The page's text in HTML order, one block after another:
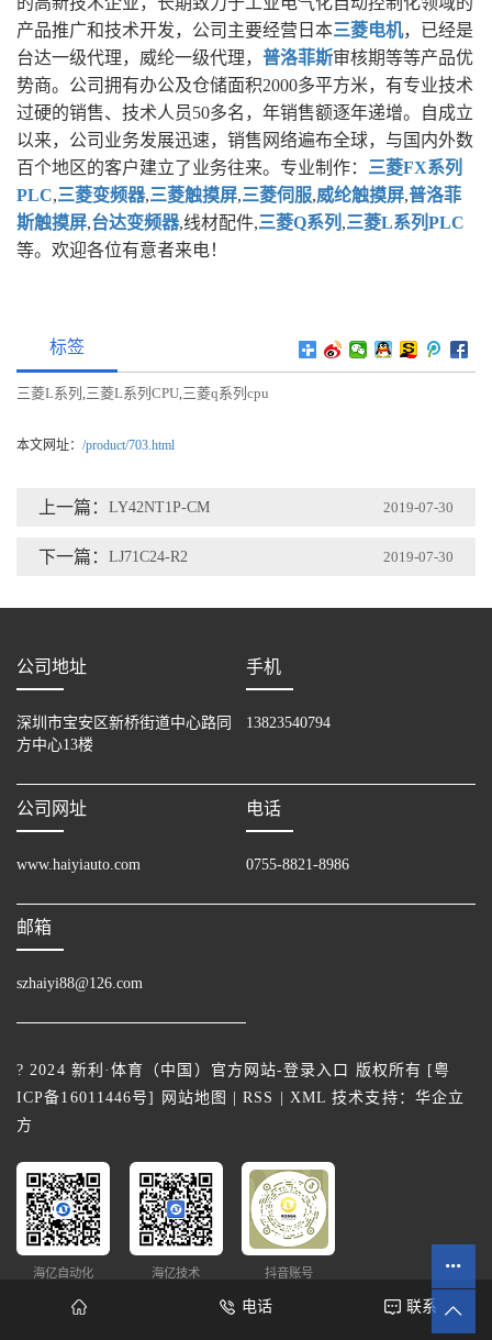
产品推广和技术开发，公司主要经营日本三菱电机，已经是
台达一级代理，威纶一级代理， 普洛菲斯审核期等等产品优
势商。公司拥有办公及仓储面积2000多平方米，有专业技术
过硬的销售、技术人员50多名，年销售额逐年递增。自成立
以来，公司业务发展迅速，销售网络遍布全球，与国内外数
百个地区的客户建立了业务往来。专业制作： 三菱FX系列
PLC,三菱变频器,三菱触摸屏,三菱伺服,威纶触摸屏,普洛菲
斯触摸屏,台达变频器,线材配件,三菱Q系列 ,三菱L系列PLC
等。欢迎各位有意者来电！
标签
三菱L系列 ,三菱L系列CPU,三菱q系列cpu
本文网址： /product/703.html
上一篇： LY42NT1P-CM 2019-07-30
下一篇： LJ71C24-R2 2019-07-30
公司地址
深圳市宝安区新桥街道中心路同
方中心13楼
手机
13823540794
公司网址
www.haiyiauto.com
电话
0755-8821-8986
邮箱
szhaiyi88@126.com
? 2024 新利·体育（中国）官方网站-登录入口 版权所有 [粤
ICP备16011446号] 网站地图 |RSS XML 技术支持： 华企立
方
海亿自动化 海亿技术 抖音账号
电话 联系